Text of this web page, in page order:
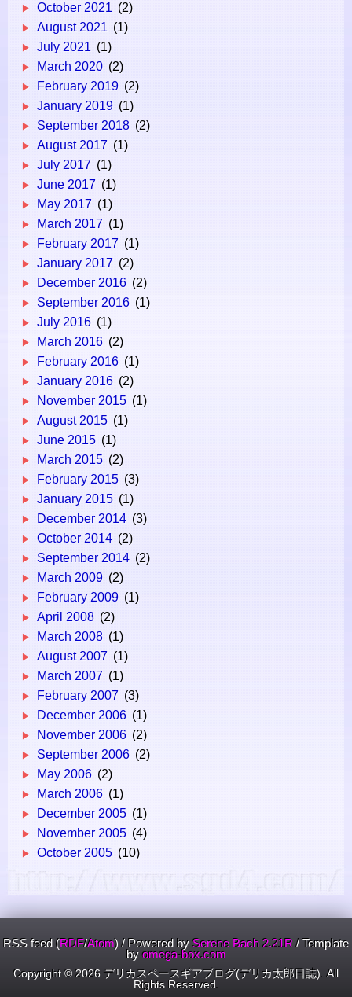
October 2021 (2)
August 2021 (1)
July 2021 (1)
March 2020 (2)
February 2019 (2)
January 2019 (1)
September 2018 (2)
August 2017 (1)
July 2017 (1)
June 2017 (1)
May 2017 (1)
March 2017 (1)
February 2017 (1)
January 2017 (2)
December 2016 (2)
September 2016 (1)
July 2016 (1)
March 2016 (2)
February 2016 (1)
January 2016 (2)
November 2015 (1)
August 2015 (1)
June 2015 (1)
March 2015 (2)
February 2015 (3)
January 2015 (1)
December 2014 (3)
October 2014 (2)
September 2014 (2)
March 2009 (2)
February 2009 (1)
April 2008 (2)
March 2008 (1)
August 2007 (1)
March 2007 (1)
February 2007 (3)
December 2006 (1)
November 2006 (2)
September 2006 (2)
May 2006 (2)
March 2006 (1)
December 2005 (1)
November 2005 (4)
October 2005 (10)
RSS feed (RDF/Atom) / Powered by Serene Bach 2.21R / Template
byomega-box.com
Copyright © 2026 デリカスペースギアブログ(デリカ太郎日誌). All
Rights Reserved.